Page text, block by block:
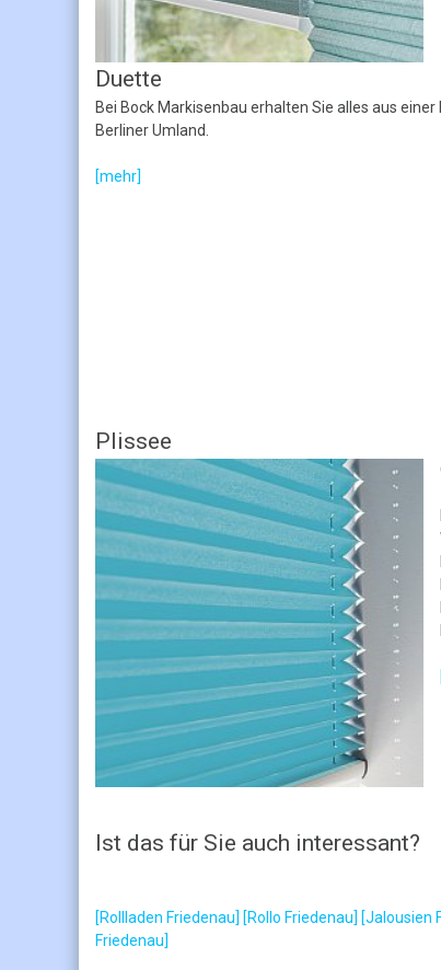
Duette
Bei Bock Markisenbau erhalten Sie alles aus
Berliner Umland.
[mehr]
Plissee
Ist das für Sie auch interessant?
[Rollladen Friedenau] [Rollo Friedenau] [Jalousien
Friedenau]